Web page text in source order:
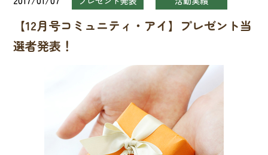
【12月号コミュニティ・アイ】プレゼント当
選者発表！